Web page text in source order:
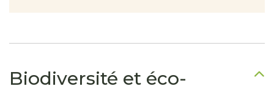
Biodiversité et éco-